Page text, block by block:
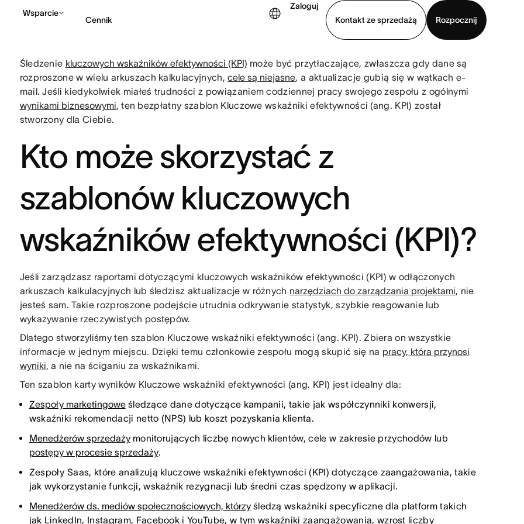
Wsparcie
Cennik
Zaloguj
Kontakt ze sprzedażą
Rozpocznij
Kontakt ze sprzedażą Wyświetl prezentację Pobierz aplikację
Śledzenie kluczowych wskaźników efektywności (KPI) może być przytłaczające, zwłaszcza gdy dane są
rozproszone w wielu arkuszach kalkulacyjnych,cele są niejasne, a aktualizacje gubią się w wątkach e-
mail. Jeśli kiedykolwiek miałeś trudności z powiązaniem codziennej pracy swojego zespołu z ogólnymi
wynikami biznesowymi, ten bezpłatny szablon Kluczowe wskaźniki efektywności (ang. KPI) został
stworzony dla Ciebie.
Kto może skorzystać z
szablonów kluczowych
wskaźników efektywności (KPI)?
Jeśli zarządzasz raportami dotyczącymi kluczowych wskaźników efektywności (KPI) w odłączonych
arkuszach kalkulacyjnych lub śledzisz aktualizacje w różnych narzędziach do zarządzania projektami, nie
jesteś sam. Takie rozproszone podejście utrudnia odkrywanie statystyk, szybkie reagowanie lub
wykazywanie rzeczywistych postępów.
Dlatego stworzyliśmy ten szablon Kluczowe wskaźniki efektywności (ang. KPI). Zbiera on wszystkie
informacje w jednym miejscu. Dzięki temu członkowie zespołu mogą skupić się na pracy, która przynosi
wyniki, a nie na ściganiu za wskaźnikami.
Ten szablon karty wyników Kluczowe wskaźniki efektywności (ang. KPI) jest idealny dla:
Zespoły marketingoweśledzące dane dotyczące kampanii, takie jak współczynniki konwersji,
wskaźniki rekomendacji netto (NPS) lub koszt pozyskania klienta.
Menedżerów sprzedażymonitorujących liczbę nowych klientów, cele w zakresie przychodów lub
postępy w procesie sprzedaży.
Zespoły Saas, które analizują kluczowe wskaźniki efektywności (KPI) dotyczące zaangażowania, takie
jak wykorzystanie funkcji, wskaźnik rezygnacji lub średni czas spędzony w aplikacji.
Menedżerów ds. mediów społecznościowych, którzyśledzą wskaźniki specyficzne dla platform takich
jak LinkedIn, Instagram, Facebook i YouTube, w tym wskaźniki zaangażowania, wzrost liczby